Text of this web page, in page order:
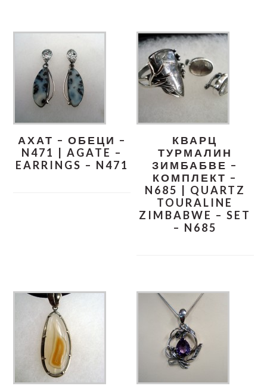
АХАТ – ОБЕЦИ –
N471 | AGATE –
EARRINGS – N471
КВАРЦ
ТУРМАЛИН
ЗИМБАБВЕ –
КОМПЛЕКТ –
N685 | QUARTZ
TOURALINE
ZIMBABWE – SET
– N685